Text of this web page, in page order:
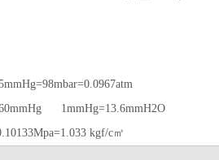
1mmHg=13.6mmH2O
kgf/c㎡